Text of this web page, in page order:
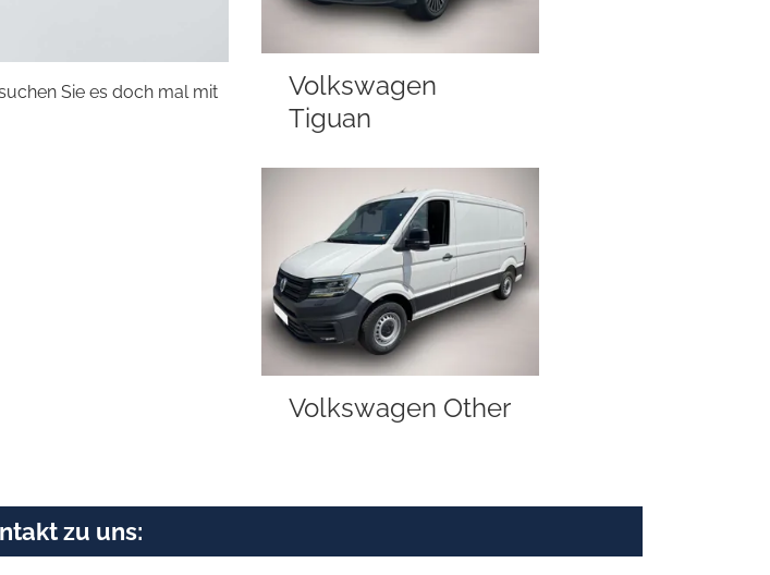
Sie es doch mal mit
Volkswagen
Tiguan
Volkswagen Other
zu uns: